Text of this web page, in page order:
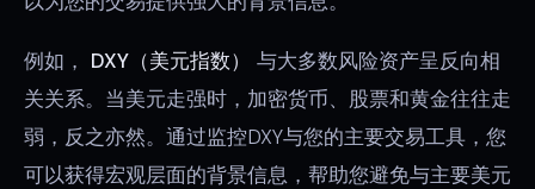
例如， DXY（美元指数）
与大多数风险资产呈反向相
关关系。当美元走强时，加密货币、股票和黄金往往走
弱，反之亦然。通过监控DXY与您的主要交易工具，您
可以获得宏观层面的背景信息，帮助您避免与主要美元